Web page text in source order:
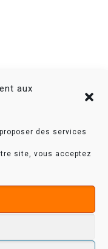
aux
des services
site, vous acceptez
2.0 – tous
|
—Contact